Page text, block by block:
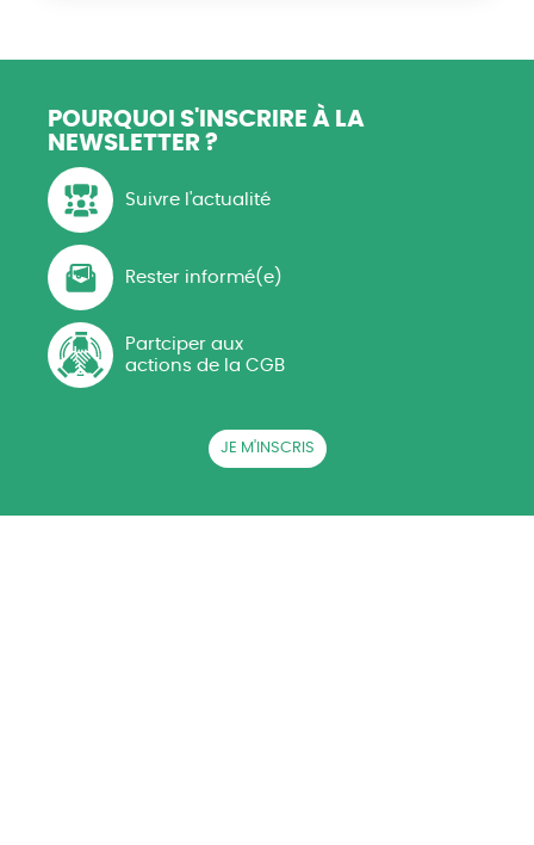
POURQUOI S'INSCRIRE À LA
NEWSLETTER ?
Suivre l'actualité
Rester informé(e)
Partciper aux
actions de la CGB
JE M'INSCRIS